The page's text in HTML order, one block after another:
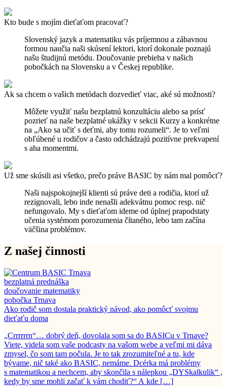
Kto bude s mojím dieťaťom pracovať?
Slovenský jazyk a matematiku vás príjemnou a zábavnou
formou naučia naši skúsení lektori, ktorí dokonale poznajú
našu študijnú metódu. Doučovanie prebieha v našich
pobočkách na Slovensku a v Českej republike.
Ak sa chcem o vašich metódach dozvedieť viac, aké sú možnosti?
Môžete využiť našu bezplatnú konzultáciu alebo sa prísť
pozrieť na naše bezplatné ukážky v sekcii Kurzy a konkrétne
na „Ako sa učiť s deťmi, aby tomu rozumeli“. Je to veľmi
obľúbené u rodičov a často odchádzajú pozitívne prekvapení
s aha momentmi.
Už sme skúsili asi všetko, prečo práve BASIC by nám mal pomôcť?
Naši najspokojnejší klienti sú práve deti a rodičia, ktorí už
rezignovali, lebo inde nenašli adekvátnu pomoc resp. nič
nefungovalo. My s dieťaťom ideme od úplnej prapodstaty
učenia systémom porozumenia čítaného, lebo tam začína
väčšina problémov.
Z našej činnosti
bezplatná prednáška
doučovanie matematiky
pobočka Trnava
Ako rodič som dostala praktický návod, ako pomôcť svojmu
dieťaťu doma
„Crrrrrrn“… dobrý deň, dovolala som sa do BASICu v Trnave?
Viete, videla som vaše podcasty na vašom webe a veľmi mi dáva
zmysel, čo som tam počula. Je to tak zrozumiteľné a tu, kde
bývame, nič také ako BASIC, nemáme. Dcérka má problémy
s matematikou a nechcem, aby skončila s nálepkou „DYSkalkulik“ ,
kedy by sme mohli začať k vám chodiť?“ A kde […]